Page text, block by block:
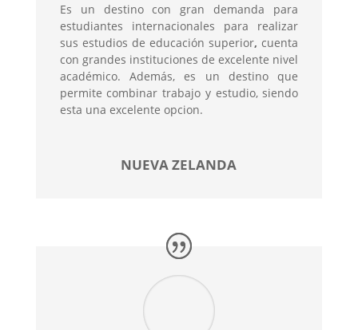
Es un destino con gran demanda para
estudiantes internacionales para realizar
sus estudios de educación superior, cuenta
con grandes instituciones de excelente nivel
académico. Además, es un destino que
permite combinar trabajo y estudio, siendo
esta una excelente opcion.
NUEVA ZELANDA